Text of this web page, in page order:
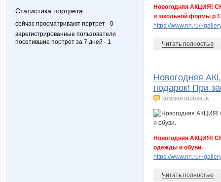
Статистика портрета:
сейчас просматривают портрет - 0
зарегистрированные пользователи
посетившие портрет за 7 дней - 1
Nice-looking OlqaZ
ProMan Shket
Zyxel
Новогодняя АКЦИЯ!
и школьной формы р
https://www.nn.ru/
Читать полностью
Новогодняя
подарок! При
комментировать
Новогодняя АКЦИЯ!
одежды и обуви.
https://www.nn.ru/
Читать полностью